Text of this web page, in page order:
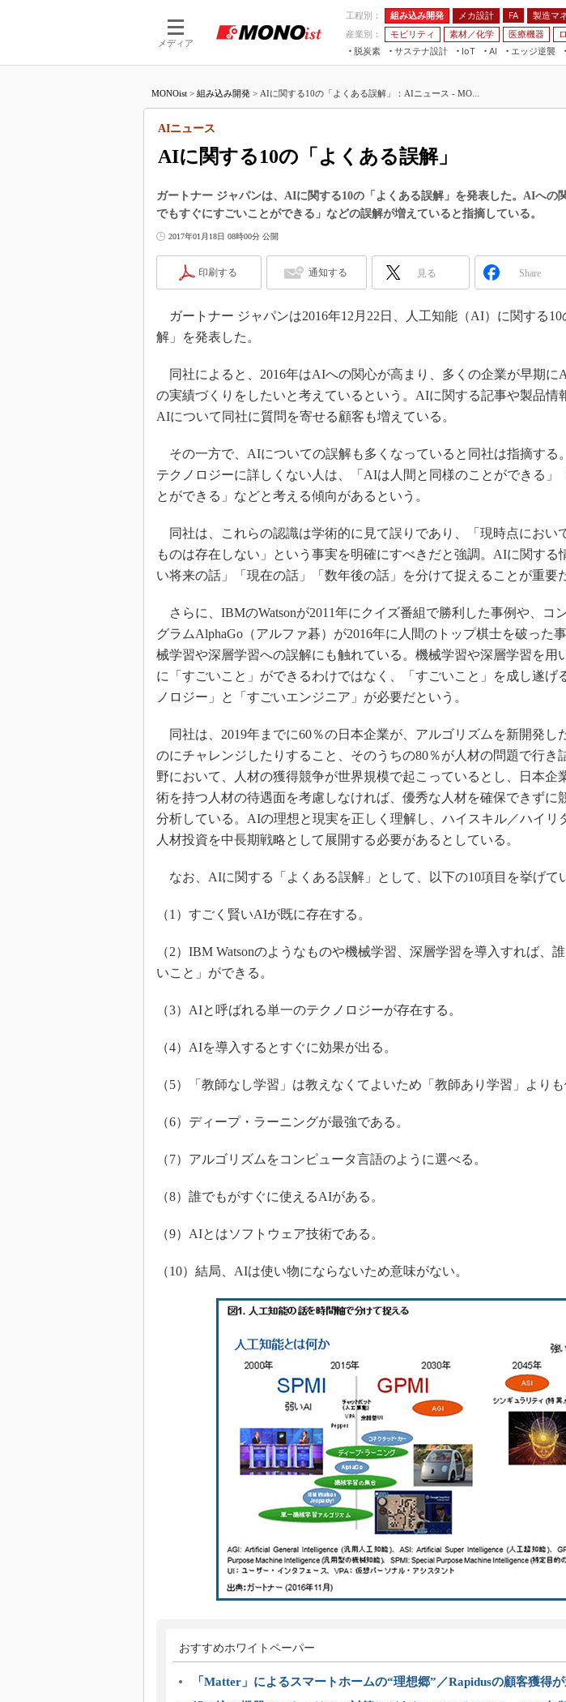
メディア
工程別： 組み込み開発 メカ設計 FA 製造マ
産業別：
モビリティ 素材／化学 医療機器
脱炭素
サステナ設計
IoT
つながる工場
AI
AI×設備保全
エッジ逆襲
JIMTOF
IIFES
ジャパンモビリティショー
人テク展
スマート工場EXPO
産業オープンネット展
FPGA
組み込み画像技術
Windows Embedded
ISO26262
3Dプリンタ
デジタルツインと
イノベーション
知財マネジメント
グローバル設計・開発
新型コロナへの対応
素材／化学
MONOist > 組み込み開発 > AIに関する10の「よくある誤解」：AIニュース - MO...
AIに関する10の「よくある誤解」
AIニュース
ガートナー ジャパンは、AIに関する10の「よくある誤解」を発表した。AIへの
でもすぐにすごいことができる」などの誤解が増えていると指摘している。
2017年01月18日 08時00分 公開
印刷する 通知する 見る Share
ガートナー ジャパンは2016年12月22日、人工知能（AI）に関する10
解」を発表した。
同社によると、2016年はAIへの関心が高まり、多くの企業が早期に
の実績づくりをしたいと考えているという。AIに関する記事や製品情
AIについて同社に質問を寄せる顧客も増えている。
その一方で、AIについての誤解も多くなっていると同社は指摘する
テクノロジーに詳しくない人は、「AIは人間と同様のことができる」
とができる」などと考える傾向があるという。
同社は、これらの認識は学術的に見て誤りであり、「現時点におい
ものは存在しない」という事実を明確にすべきだと強調。AIに関する
い将来の話」「現在の話」「数年後の話」を分けて捉えることが重要
さらに、IBMのWatsonが2011年にクイズ番組で勝利した事例や、コ
グラムAlphaGo（アルファ碁）が2016年に人間のトップ棋士を破った
械学習や深層学習への誤解にも触れている。機械学習や深層学習を用
に「すごいこと」ができるわけではなく、「すごいこと」を成し遂げ
ノロジー」と「すごいエンジニア」が必要だという。
同社は、2019年までに60％の日本企業が、アルゴリズムを新開発し
のにチャレンジしたりすること、そのうちの80％が人材の問題で行き
野において、人材の獲得競争が世界規模で起こっているとし、日本企
術を持つ人材の待遇面を考慮しなければ、優秀な人材を確保できずに
分析している。AIの理想と現実を正しく理解し、ハイスキル／ハイリ
人材投資を中長期戦略として展開する必要があるとしている。
なお、AIに関する「よくある誤解」として、以下の10項目を挙げて
（1）すごく賢いAIが既に存在する。
（2）IBM Watsonのようなものや機械学習、深層学習を導入すれば、
いこと」ができる。
（3）AIと呼ばれる単一のテクノロジーが存在する。
（4）AIを導入するとすぐに効果が出る。
（5）「教師なし学習」は教えなくてよいため「教師あり学習」よりも
（6）ディープ・ラーニングが最強である。
（7）アルゴリズムをコンピュータ言語のように選べる。
（8）誰でもがすぐに使えるAIがある。
（9）AIとはソフトウェア技術である。
（10）結局、AIは使い物にならないため意味がない。
おすすめホワイトペーパー
「Matter」によるスマートホームの“理想郷”／Rapidusの顧客獲得